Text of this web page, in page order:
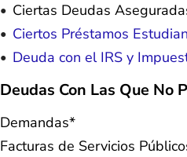
Ciertas Deudas
Ciertos Préstamos
Deuda con el IRS y
Deudas Con Las Que No
Demandas*
Facturas de Servicios